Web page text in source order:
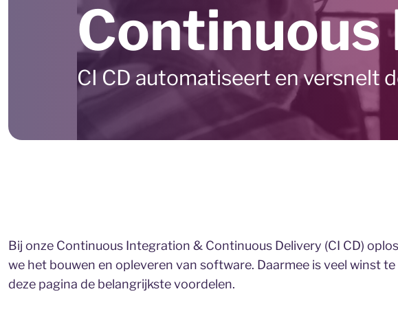
Continuous
CI CD automatiseert en versnelt
Bij onze Continuous Integration & Continuous Delivery (CI CD)
we het bouwen en opleveren van software. Daarmee is veel winst
deze pagina de belangrijkste voordelen.